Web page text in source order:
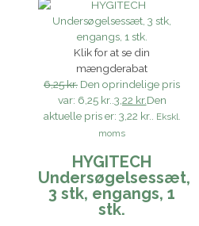
Klik for at se din
mængderabat
6,25 kr. Den oprindelige pris
var: 6,25 kr.. 3,22 kr.Den
aktuelle pris er: 3,22 kr..
Ekskl.
moms
HYGITECH
Undersøgelsessæt,
3 stk, engangs, 1
stk.